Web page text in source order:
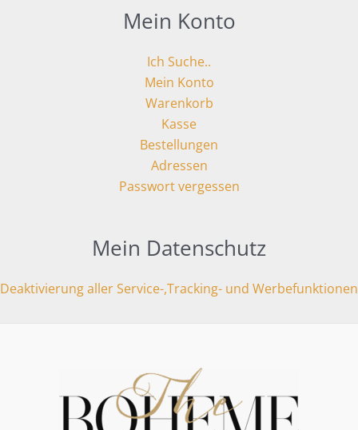
Mein Konto
Ich Suche..
Mein Konto
Warenkorb
Kasse
Bestellungen
Adressen
Passwort vergessen
Mein Datenschutz
Deaktivierung aller Service-,Tracking- und Werbefunktionen